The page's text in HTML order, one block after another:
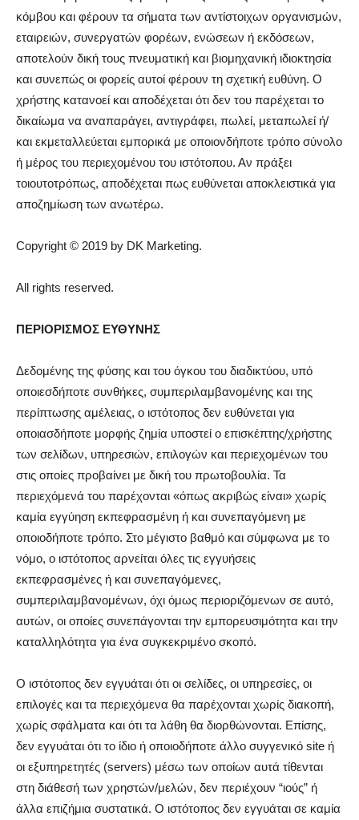
κόμβου και φέρουν τα σήματα των αντίστοιχων οργανισμών,
εταιρειών, συνεργατών φορέων, ενώσεων ή εκδόσεων,
αποτελούν δική τους πνευματική και βιομηχανική ιδιοκτησία
και συνεπώς οι φορείς αυτοί φέρουν τη σχετική ευθύνη. Ο
χρήστης κατανοεί και αποδέχεται ότι δεν του παρέχεται το
δικαίωμα να αναπαράγει, αντιγράφει, πωλεί, μεταπωλεί ή/
και εκμεταλλεύεται εμπορικά με οποιονδήποτε τρόπο σύνολο
ή μέρος του περιεχομένου του ιστότοπου. Αν πράξει
τοιουτοτρόπως, αποδέχεται πως ευθύνεται αποκλειστικά για
αποζημίωση των ανωτέρω.
Copyright © 2019 by DK Marketing.
All rights reserved.
ΠΕΡΙΟΡΙΣΜΟΣ ΕΥΘΥΝΗΣ
Δεδομένης της φύσης και του όγκου του διαδικτύου, υπό
οποιεσδήποτε συνθήκες, συμπεριλαμβανομένης και της
περίπτωσης αμέλειας, ο ιστότοπος δεν ευθύνεται για
οποιασδήποτε μορφής ζημία υποστεί ο επισκέπτης/χρήστης
των σελίδων, υπηρεσιών, επιλογών και περιεχομένων του
στις οποίες προβαίνει με δική του πρωτοβουλία. Τα
περιεχόμενά του παρέχονται «όπως ακριβώς είναι» χωρίς
καμία εγγύηση εκπεφρασμένη ή και συνεπαγόμενη με
οποιοδήποτε τρόπο. Στο μέγιστο βαθμό και σύμφωνα με το
νόμο, ο ιστότοπος αρνείται όλες τις εγγυήσεις
εκπεφρασμένες ή και συνεπαγόμενες,
συμπεριλαμβανομένων, όχι όμως περιοριζόμενων σε αυτό,
αυτών, οι οποίες συνεπάγονται την εμπορευσιμότητα και την
καταλληλότητα για ένα συγκεκριμένο σκοπό.
Ο ιστότοπος δεν εγγυάται ότι οι σελίδες, οι υπηρεσίες, οι
επιλογές και τα περιεχόμενα θα παρέχονται χωρίς διακοπή,
χωρίς σφάλματα και ότι τα λάθη θα διορθώνονται. Επίσης,
δεν εγγυάται ότι το ίδιο ή οποιοδήποτε άλλο συγγενικό site ή
οι εξυπηρετητές (servers) μέσω των οποίων αυτά τίθενται
στη διάθεσή των χρηστών/μελών, δεν περιέχουν “ιούς” ή
άλλα επιζήμια συστατικά. Ο ιστότοπος δεν εγγυάται σε καμία